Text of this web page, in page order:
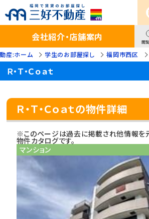
会社紹介・店舗案内 閲
産:ホーム 学生のお部屋探し 福岡市西区
Ｒ・Ｔ・Ｃｏａｔ
Ｒ・Ｔ・Ｃｏａｔの物件詳細
※このページは過去に掲載され他情報を
物件カタログです。
マンション